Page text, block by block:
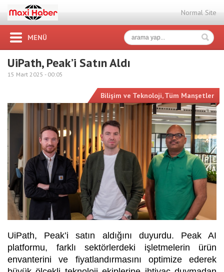
Normal Site
MENÜ
UiPath, Peak’i Satın Aldı
15 Mart 2025 - 00:05
Bilişim ve Teknoloji,Tüm Manşetler
UiPath, Peak’i satın aldığını duyurdu. Peak AI
platformu, farklı sektörlerdeki işletmelerin ürün
envanterini ve fiyatlandırmasını optimize ederek